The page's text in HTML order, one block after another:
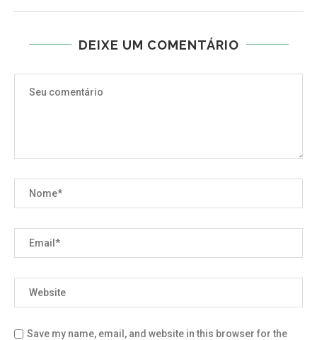
DEIXE UM COMENTÁRIO
Save my name, email, and website in this browser for the